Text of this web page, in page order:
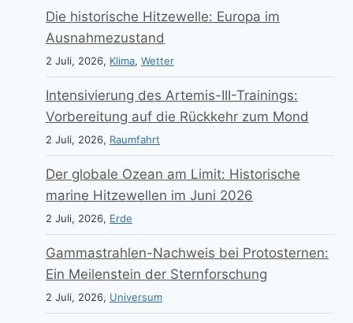
Die historische Hitzewelle: Europa im
Ausnahmezustand
2 Juli, 2026, Klima, Wetter
Intensivierung des Artemis-III-Trainings:
Vorbereitung auf die Rückkehr zum Mond
2 Juli, 2026, Raumfahrt
Der globale Ozean am Limit: Historische
marine Hitzewellen im Juni 2026
2 Juli, 2026, Erde
Gammastrahlen-Nachweis bei Protosternen:
Ein Meilenstein der Sternforschung
2 Juli, 2026, Universum